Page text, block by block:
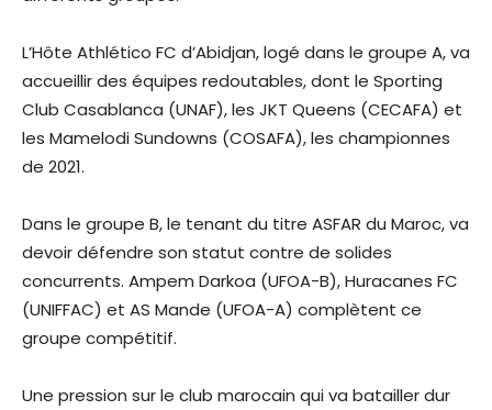
L’Hôte Athlético FC d’Abidjan, logé dans le groupe A, va
accueillir des équipes redoutables, dont le Sporting
Club Casablanca (UNAF), les JKT Queens (CECAFA) et
les Mamelodi Sundowns (COSAFA), les championnes
de 2021.
Dans le groupe B, le tenant du titre ASFAR du Maroc, va
devoir défendre son statut contre de solides
concurrents. Ampem Darkoa (UFOA-B), Huracanes FC
(UNIFFAC) et AS Mande (UFOA-A) complètent ce
groupe compétitif.
Une pression sur le club marocain qui va batailler dur